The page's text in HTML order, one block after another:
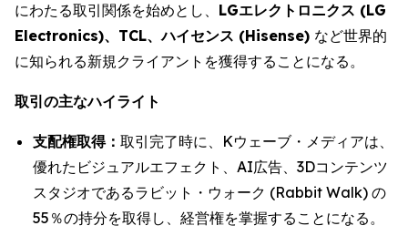
にわたる取引関係を始めとし、 LGエレクトロニクス (LG
Electronics)、TCL、ハイセンス (Hisense) など世界的
に知られる新規クライアントを獲得することになる。
取引の主なハイライト
支配権取得： 取引完了時に、Kウェーブ・メディアは、
優れたビジュアルエフェクト、AI広告、3Dコンテンツ
スタジオであるラビット・ウォーク (Rabbit Walk) の
55％の持分を取得し、経営権を掌握することになる。